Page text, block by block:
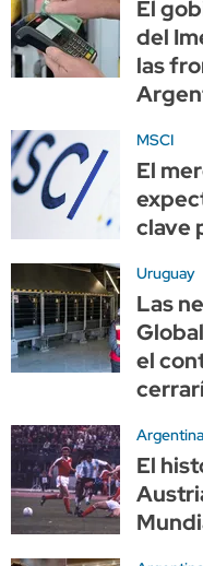
El
del
las
MSCI
El
clave
Uruguay
Las
el
Argentina
El